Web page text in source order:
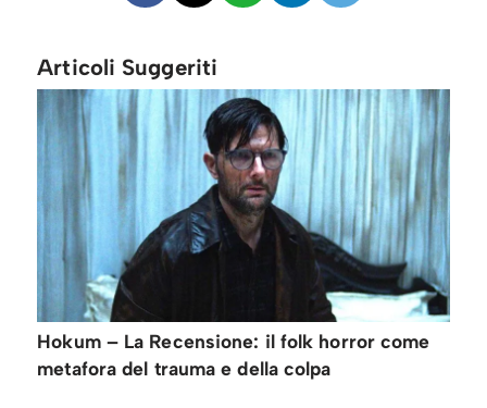
Articoli Suggeriti
Hokum – La Recensione: il folk horror come
metafora del trauma e della colpa